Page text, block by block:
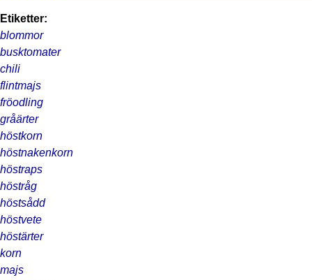
Etiketter:
blommor
busktomater
chili
flintmajs
fröodling
gråärter
höstkorn
höstnakenkorn
höstraps
höstråg
höstsådd
höstvete
höstärter
korn
majs